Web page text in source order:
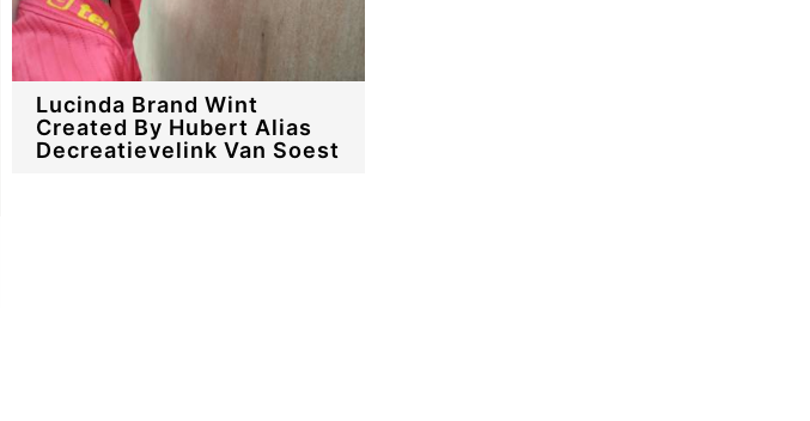
Lucinda Brand Wint
Created By Hubert Alias
Decreatievelink Van Soest